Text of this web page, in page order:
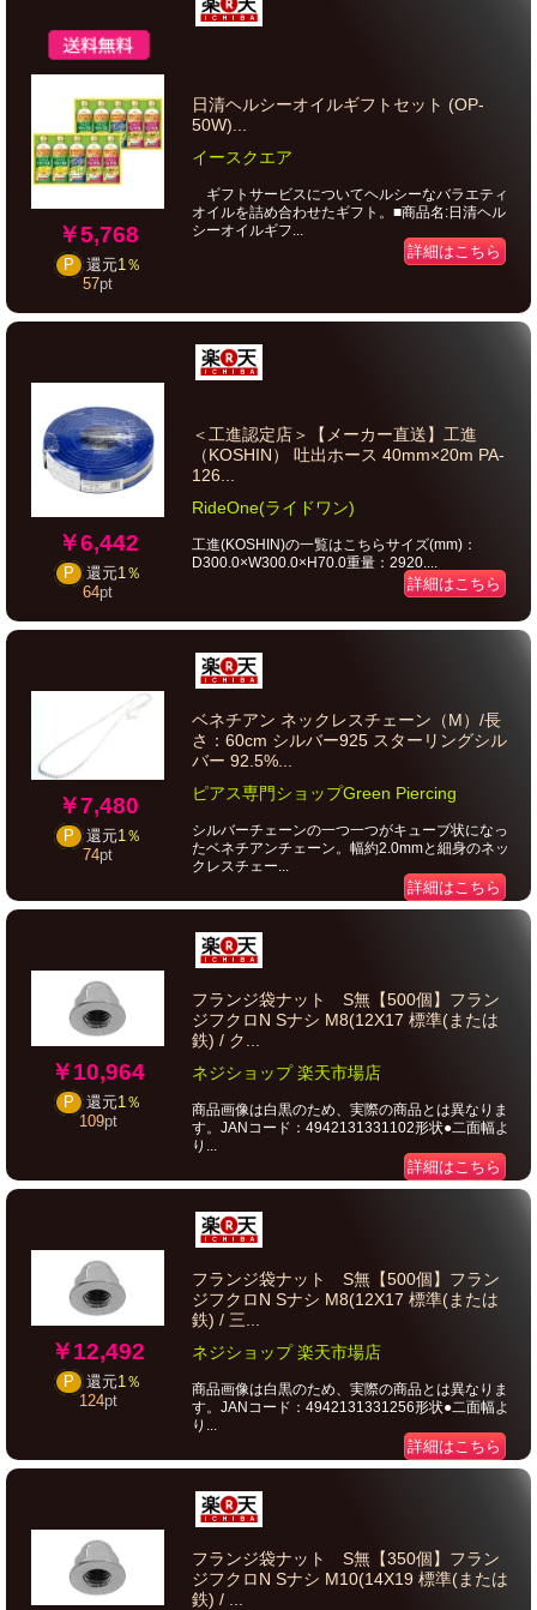
￥5,768
P 還元1％
57pt
日清ヘルシーオイルギフトセット (OP-
50W)...
イースクエア
ギフトサービスについてヘルシーなバラエティ
オイルを詰め合わせたギフト。■商品名:日清ヘル
シーオイルギフ...
詳細はこちら
￥6,442
P 還元1％
64pt
＜工進認定店＞【メーカー直送】工進
（KOSHIN） 吐出ホース 40mm×20m PA-
126...
RideOne(ライドワン)
工進(KOSHIN)の一覧はこちらサイズ(mm)：
D300.0×W300.0×H70.0重量：2920....
詳細はこちら
￥7,480
P 還元1％
74pt
ベネチアン ネックレスチェーン（M）/長
さ：60cm シルバー925 スターリングシル
バー 92.5%...
ピアス専門ショップGreen Piercing
シルバーチェーンの一つ一つがキューブ状になっ
たベネチアンチェーン。幅約2.0mmと細身のネッ
クレスチェー...
詳細はこちら
￥10,964
P 還元1％
109pt
フランジ袋ナット S無【500個】フラン
ジフクロN Sナシ M8(12X17 標準(または
鉄) / ク...
ネジショップ 楽天市場店
商品画像は白黒のため、実際の商品とは異なりま
す。JANコード：4942131331102形状●二面幅よ
り...
詳細はこちら
￥12,492
P 還元1％
124pt
フランジ袋ナット S無【500個】フラン
ジフクロN Sナシ M8(12X17 標準(または
鉄) / 三...
ネジショップ 楽天市場店
商品画像は白黒のため、実際の商品とは異なりま
す。JANコード：4942131331256形状●二面幅よ
り...
詳細はこちら
フランジ袋ナット S無【350個】フラン
ジフクロN Sナシ M10(14X19 標準(または
鉄) / ...